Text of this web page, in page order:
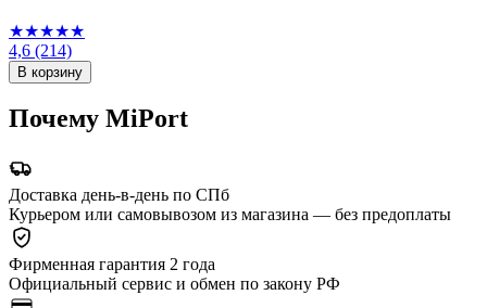
★★★★★
4,6 (214)
В корзину
Почему MiPort
Доставка день-в-день по СПб
Курьером или самовывозом из магазина — без предоплаты
Фирменная гарантия 2 года
Официальный сервис и обмен по закону РФ